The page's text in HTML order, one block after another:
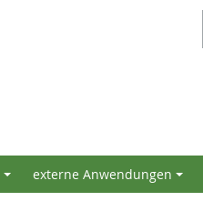
+
+
externe Anwendungen